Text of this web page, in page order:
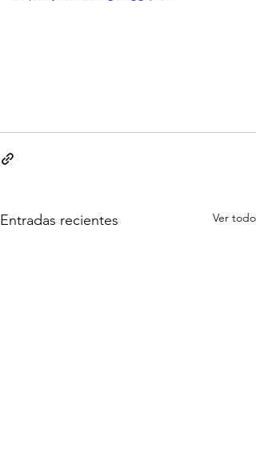
Entradas recientes Ver todo